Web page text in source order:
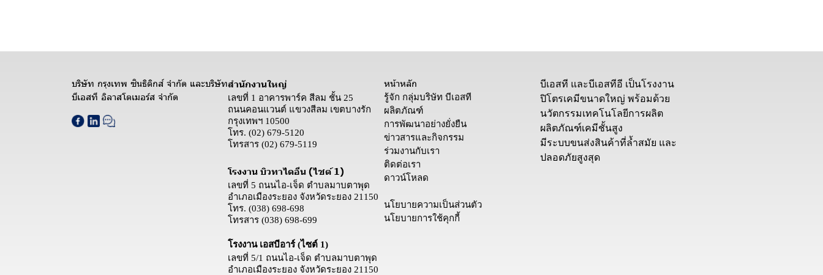
บริษัท กรุงเทพ ซินธิติกส์ จำกัด และบริษัท
บีเอสที อิลาสโตเมอร์ส จำกัด
สำนักงานใหญ่
เลขที่ 1 อาคารพาร์ค สีลม ชั้น 25
ถนนคอนแวนต์ แขวงสีลม เขตบางรัก
กรุงเทพฯ 10500
โทร. (02) 679-5120
โทรสาร (02) 679-5119
โรงงาน บิวทาไดอีน (ไซต์ 1)
เลขที่ 5 ถนนไอ-เจ็ด ตำบลมาบตาพุด
อำเภอเมืองระยอง จังหวัดระยอง 21150
โทร. (038) 698-698
โทรสาร (038) 698-699
โรงงาน เอสบีอาร์ (ไซต์ 1)
เลขที่ 5/1 ถนนไอ-เจ็ด ตำบลมาบตาพุด
อำเภอเมืองระยอง จังหวัดระยอง 21150
หน้าหลัก
รู้จัก กลุ่มบริษัท บีเอสที
ผลิตภัณฑ์
การพัฒนาอย่างยั่งยืน
ข่าวสารและกิจกรรม
ร่วมงานกับเรา
ติดต่อเรา
ดาวน์โหลด
นโยบายความเป็นส่วนตัว
นโยบายการใช้คุกกี้
บีเอสที และบีเอสทีอี เป็นโรงงาน
ปิโตรเคมีขนาดใหญ่ พร้อมด้วย
นวัตกรรมเทคโนโลยีการผลิต
ผลิตภัณฑ์เคมีชั้นสูง
มีระบบขนส่งสินค้าที่ล้ำสมัย และ
ปลอดภัยสูงสุด